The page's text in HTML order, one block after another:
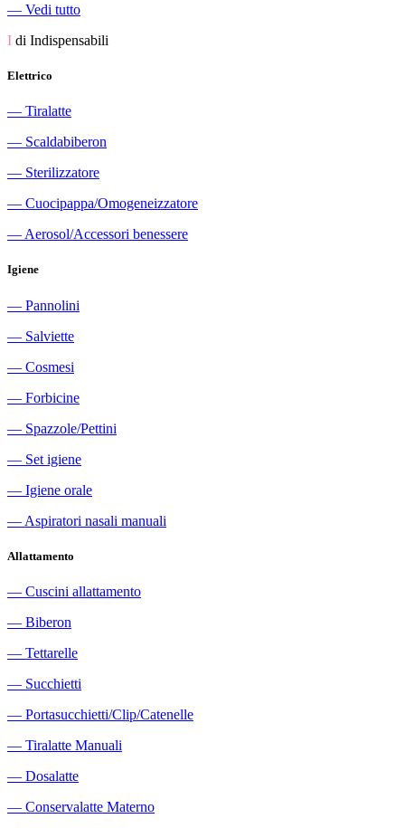
― Vedi tutto
I di Indispensabili
Elettrico
― Tiralatte
― Scaldabiberon
― Sterilizzatore
― Cuocipappa/Omogeneizzatore
― Aerosol/Accessori benessere
Igiene
― Pannolini
― Salviette
― Cosmesi
― Forbicine
― Spazzole/Pettini
― Set igiene
― Igiene orale
― Aspiratori nasali manuali
Allattamento
― Cuscini allattamento
― Biberon
― Tettarelle
― Succhietti
― Portasucchietti/Clip/Catenelle
― Tiralatte Manuali
― Dosalatte
― Conservalatte Materno